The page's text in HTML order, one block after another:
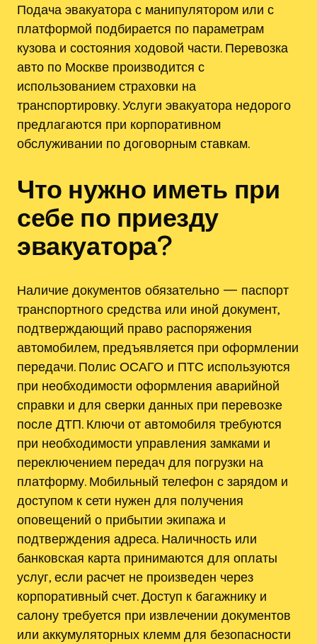
Подача эвакуатора с манипулятором или с
платформой подбирается по параметрам
кузова и состояния ходовой части. Перевозка
авто по Москве производится с
использованием страховки на
транспортировку. Услуги эвакуатора недорого
предлагаются при корпоративном
обслуживании по договорным ставкам.
Что нужно иметь при
себе по приезду
эвакуатора?
Наличие документов обязательно — паспорт
транспортного средства или иной документ,
подтверждающий право распоряжения
автомобилем, предъявляется при оформлении
передачи. Полис ОСАГО и ПТС используются
при необходимости оформления аварийной
справки и для сверки данных при перевозке
после ДТП. Ключи от автомобиля требуются
при необходимости управления замками и
переключением передач для погрузки на
платформу. Мобильный телефон с зарядом и
доступом к сети нужен для получения
оповещений о прибытии экипажа и
подтверждения адреса. Наличность или
банковская карта принимаются для оплаты
услуг, если расчет не произведен через
корпоративный счет. Доступ к багажнику и
салону требуется при извлечении документов
или аккумуляторных клемм для безопасности